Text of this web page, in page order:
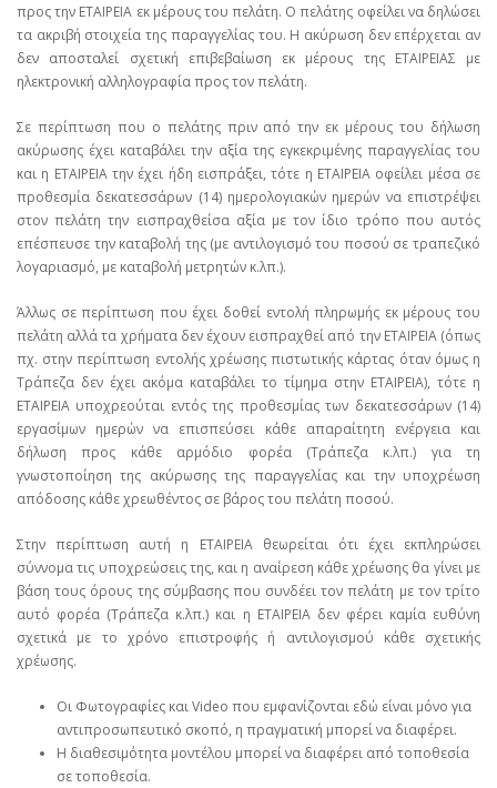
προς την ΕΤΑΙΡΕΙΑ εκ μέρους του πελάτη. Ο πελάτης οφείλει να δηλώσει
τα ακριβή στοιχεία της παραγγελίας του. Η ακύρωση δεν επέρχεται αν
δεν αποσταλεί σχετική επιβεβαίωση εκ μέρους της ΕΤΑΙΡΕΙΑΣ με
ηλεκτρονική αλληλογραφία προς τον πελάτη.
Σε περίπτωση που ο πελάτης πριν από την εκ μέρους του δήλωση
ακύρωσης έχει καταβάλει την αξία της εγκεκριμένης παραγγελίας του
και η ΕΤΑΙΡΕΙΑ την έχει ήδη εισπράξει, τότε η ΕΤΑΙΡΕΙΑ οφείλει μέσα σε
προθεσμία δεκατεσσάρων (14) ημερολογιακών ημερών να επιστρέψει
στον πελάτη την εισπραχθείσα αξία με τον ίδιο τρόπο που αυτός
επέσπευσε την καταβολή της (με αντιλογισμό του ποσού σε τραπεζικό
λογαριασμό, με καταβολή μετρητών κ.λπ.).
Άλλως σε περίπτωση που έχει δοθεί εντολή πληρωμής εκ μέρους του
πελάτη αλλά τα χρήματα δεν έχουν εισπραχθεί από την ΕΤΑΙΡΕΙΑ (όπως
πχ. στην περίπτωση εντολής χρέωσης πιστωτικής κάρτας όταν όμως η
Τράπεζα δεν έχει ακόμα καταβάλει το τίμημα στην ΕΤΑΙΡΕΙΑ), τότε η
ΕΤΑΙΡΕΙΑ υποχρεούται εντός της προθεσμίας των δεκατεσσάρων (14)
εργασίμων ημερών να επισπεύσει κάθε απαραίτητη ενέργεια και
δήλωση προς κάθε αρμόδιο φορέα (Τράπεζα κ.λπ.) για τη
γνωστοποίηση της ακύρωσης της παραγγελίας και την υποχρέωση
απόδοσης κάθε χρεωθέντος σε βάρος του πελάτη ποσού.
Στην περίπτωση αυτή η ΕΤΑΙΡΕΙΑ θεωρείται ότι έχει εκπληρώσει
σύννομα τις υποχρεώσεις της, και η αναίρεση κάθε χρέωσης θα γίνει με
βάση τους όρους της σύμβασης που συνδέει τον πελάτη με τον τρίτο
αυτό φορέα (Τράπεζα κ.λπ.) και η ΕΤΑΙΡΕΙΑ δεν φέρει καμία ευθύνη
σχετικά με το χρόνο επιστροφής ή αντιλογισμού κάθε σχετικής
χρέωσης.
Οι Φωτογραφίες και Video που εμφανίζονται εδώ είναι μόνο για
αντιπροσωπευτικό σκοπό, η πραγματική μπορεί να διαφέρει.
Η διαθεσιμότητα μοντέλου μπορεί να διαφέρει από τοποθεσία
σε τοποθεσία.